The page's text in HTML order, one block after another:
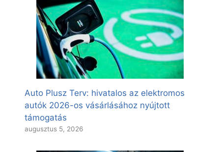
Auto Plusz Terv: hivatalos az elektromos
autók 2026-os vásárlásához nyújtott
támogatás
augusztus 5, 2026